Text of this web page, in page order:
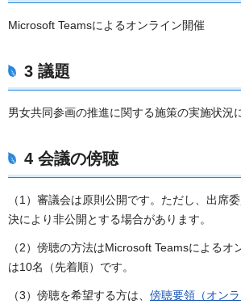
Microsoft Teamsによるオンライン開催
3 議題
男女共同参画の推進に関する施策の実施状況
4 会議の傍聴
（1）審議会は原則公開です。ただし、出席
決により非公開とする場合があります。
（2）傍聴の方法はMicrosoft Teamsによるオ
は10名（先着順）です。
（3）傍聴を希望する方は、 傍聴要領（オン